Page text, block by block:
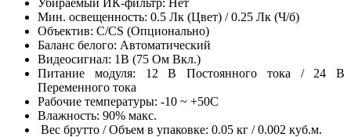
Мин. освещенность: 0.5 Лк (Цвет) / 0.25 Лк (Ч/б)
Объектив: C/CS (Опционально)
Баланс белого: Автоматический
Видеосигнал: 1B (75 Ом Вкл.)
Питание модуля: 12 В Постоянного тока / 24 В
Переменного тока
Рабочие температуры: -10 ~ +50C
Влажность: 90% макс.
Вес брутто / Объем в упаковке: 0.05 кг / 0.002 куб.м.